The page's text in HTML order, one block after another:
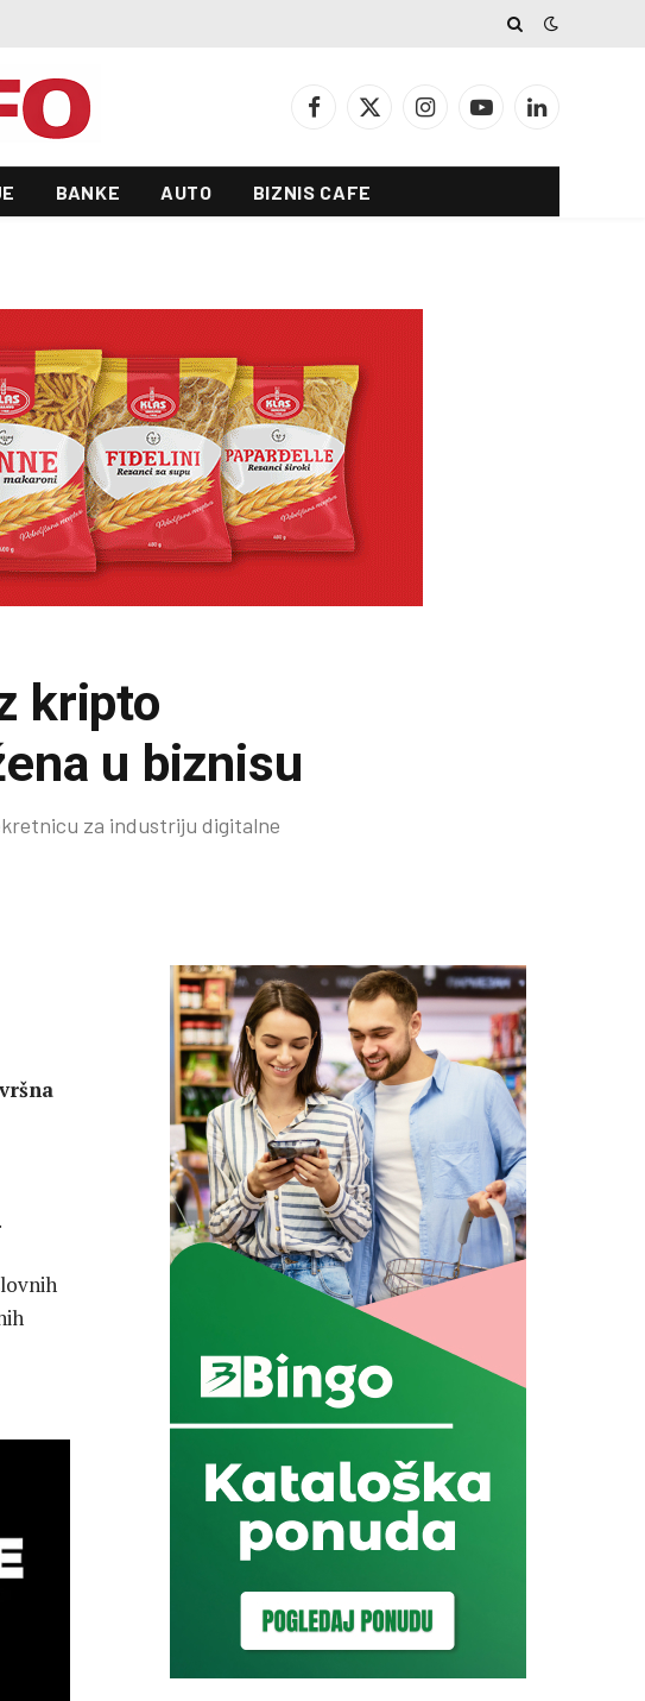
Facebook
X
InstagramYouTubeLinkedIn
BANKE AUTO BIZNIS CAFE
kripto
u biznisu
za industriju digitalne